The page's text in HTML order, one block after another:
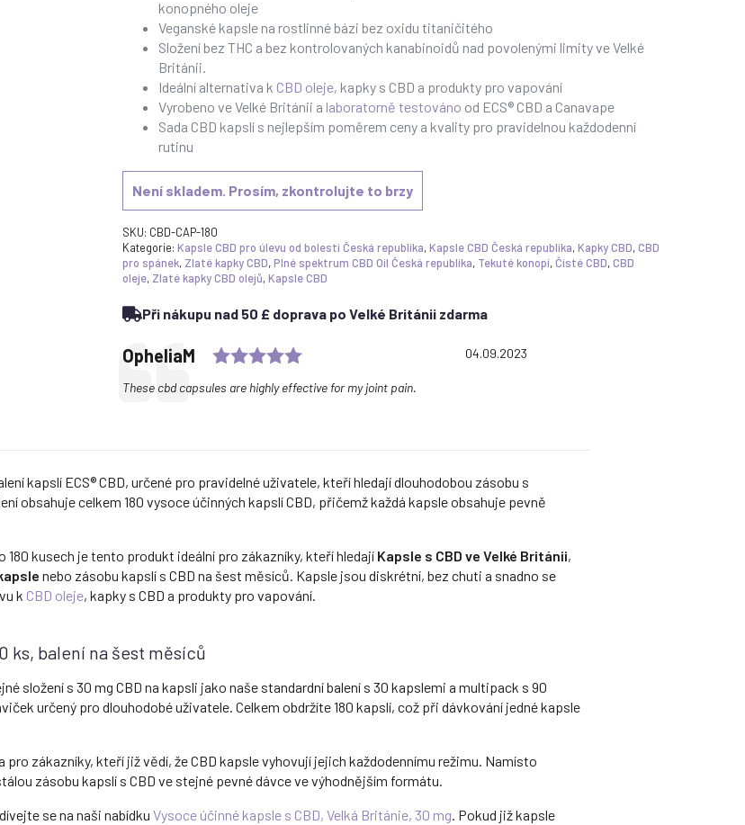
konopného oleje
Veganské kapsle na rostlinné bázi bez oxidu titaničitého
Složení bez THC a bez kontrolovaných kanabinoidů nad povolenými limity ve Velké
Británii.
Ideální alternativa k CBD oleje, kapky s CBD a produkty pro vapování
Vyrobeno ve Velké Británii a laboratorně testováno od ECS® CBD a Canavape
Sada CBD kapslí s nejlepším poměrem ceny a kvality pro pravidelnou každodenní
rutinu
Není skladem. Prosím, zkontrolujte to brzy
SKU: CBD-CAP-180
Kategorie: Kapsle CBD pro úlevu od bolesti Česká republika,Kapsle CBD Česká republika,Kapky CBD,CBD
pro spánek, Zlaté kapky CBD,Plné spektrum CBD Oil Česká republika, Tekuté konopí,Čisté CBD,CBD
oleje, Zlaté kapky CBD olejů,Kapsle CBD
Při nákupu nad 50 £ doprava po Velké Británii zdarma
Testimonial
Author:
OpheliaM Rating: 5.0 out of 5 stars
Date:
04.09.2023
Text:
These cbd capsules are highly effective for my joint pain.
kapslí ECS® CBD, určené pro pravidelné uživatele, kteří hledají dlouhodobou zásobu s
obsahuje celkem 180 vysoce účinných kapslí CBD, přičemž každá kapsle obsahuje pevně
180 kusech je tento produkt ideální pro zákazníky, kteří hledají Kapsle s CBD ve Velké Británii,
nebo zásobu kapslí s CBD na šest měsíců. Kapsle jsou diskrétní, bez chuti a snadno se
k CBD oleje, kapky s CBD a produkty pro vapování.
ks, balení na šest měsíců
složení s 30 mg CBD na kapsli jako naše standardní balení s 30 kapslemi a multipack s 90
určený pro dlouhodobé uživatele. Celkem obdržíte 180 kapslí, což při dávkování jedné kapsle
pro zákazníky, kteří již vědí, že CBD kapsle vyhovují jejich každodennímu režimu. Namísto
zásobu kapslí s CBD ve stejné pevné dávce ve výhodnějším formátu.
se na naši nabídku Vysoce účinné kapsle s CBD, Velká Británie, 30 mg. Pokud již kapsle